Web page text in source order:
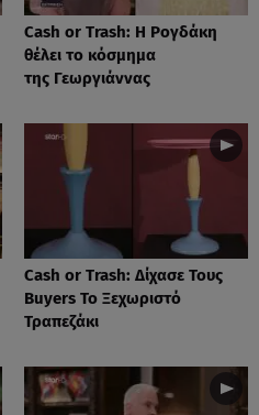
Cash or Trash: Η Ρογδάκη
θέλει το κόσμημα
της Γεωργιάννας
Cash or Trash: Δίχασε Τους
Buyers Το Ξεχωριστό
Τραπεζάκι